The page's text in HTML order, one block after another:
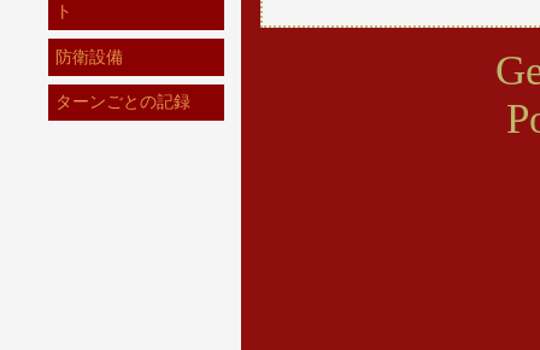
ト
防衛設備
ターンごとの記録